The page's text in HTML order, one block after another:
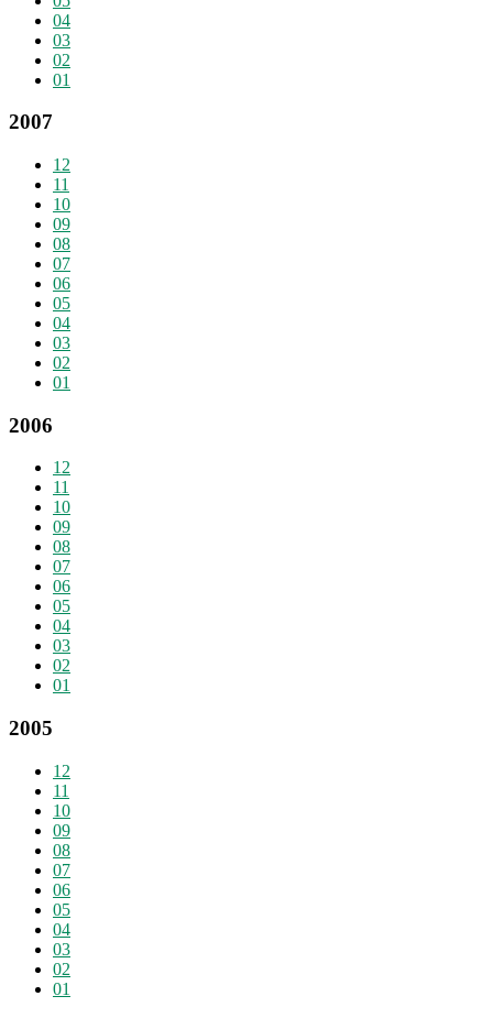
04
03
02
01
2007
12
11
10
09
08
07
06
05
04
03
02
01
2006
12
11
10
09
08
07
06
05
04
03
02
01
2005
12
11
10
09
08
07
06
05
04
03
02
01